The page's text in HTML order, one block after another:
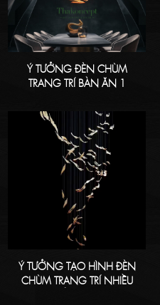
Ý TƯỞNG ĐÈN CHÙM
TRANG TRÍ BÀN ĂN 1
Ý TƯỞNG TẠO HÌNH ĐÈN
CHÙM TRANG TRÍ NHIỀU